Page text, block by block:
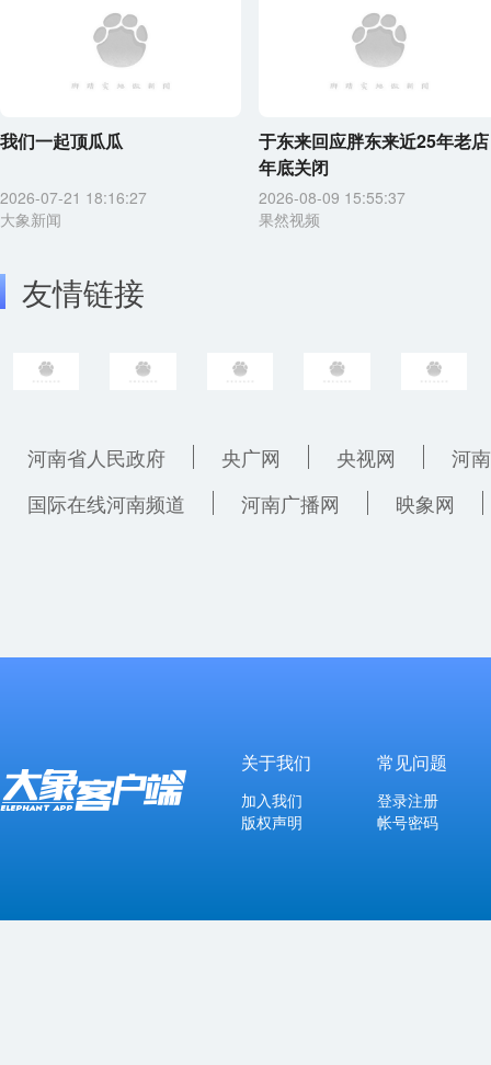
我们一起顶瓜瓜
2026-07-21 18:16:27
大象新闻
于东来回应胖东来近25年老店
年底关闭
2026-08-09 15:55:37
果然视频
友情链接
河南省人民政府 央广网 央视网
河
国际在线河南频道
河南广播网 映象网
关于我们
加入我们
版权声明
常见问题
登录注册
帐号密码